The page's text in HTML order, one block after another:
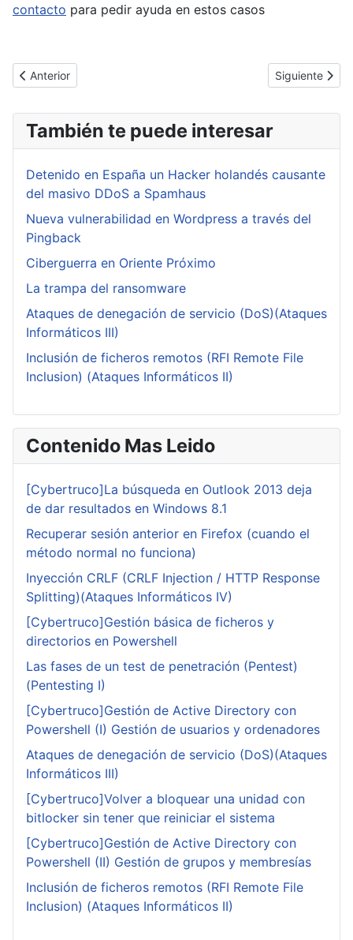
contacto para pedir ayuda en estos casos
Artículo anterior: Suplantación de URL en barra de navegación
Anterior Artículo
Siguiente
También te puede interesar
Detenido en España un Hacker holandés causante
del masivo DDoS a Spamhaus
Nueva vulnerabilidad en Wordpress a través del
Pingback
Ciberguerra en Oriente Próximo
La trampa del ransomware
Ataques de denegación de servicio (DoS)(Ataques
Informáticos III)
Inclusión de ficheros remotos (RFI Remote File
Inclusion) (Ataques Informáticos II)
Contenido Mas Leido
[Cybertruco]La búsqueda en Outlook 2013 deja
de dar resultados en Windows 8.1
Recuperar sesión anterior en Firefox (cuando el
método normal no funciona)
Inyección CRLF (CRLF Injection / HTTP Response
Splitting)(Ataques Informáticos IV)
[Cybertruco]Gestión básica de ficheros y
directorios en Powershell
Las fases de un test de penetración (Pentest)
(Pentesting I)
[Cybertruco]Gestión de Active Directory con
Powershell (I) Gestión de usuarios y ordenadores
Ataques de denegación de servicio (DoS)(Ataques
Informáticos III)
[Cybertruco]Volver a bloquear una unidad con
bitlocker sin tener que reiniciar el sistema
[Cybertruco]Gestión de Active Directory con
Powershell (II) Gestión de grupos y membresías
Inclusión de ficheros remotos (RFI Remote File
Inclusion) (Ataques Informáticos II)